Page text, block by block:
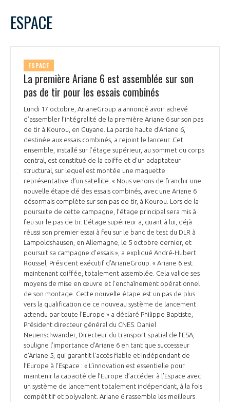
PRÉSENTATION
NOTRE VISION
NOS MISSIONS
NOTRE HISTOIRE
ORGANISATION
LE CONSEIL DU GIFAS
L’ÉQUIPE DU GIFAS
NOS RÉSEAUX À L'INTERNATIONAL
FONCTIONNEMENT
GEADS
COMITÉ AERO PME
STARTAIR
COMMISSIONS ET COMITÉS
ACCOMPAGNEMENT DE NOS ADHÉRENTS
LES PROGRAMMES DU GIFAS
UN ÉCOSYSTÈME INTÉGRÉ ET COHÉRENT
POURQUOI DEVENIR MEMBRE ?
LA MÉDIATION
LA MÉDIATION DANS LA FILIÈRE AÉRONAUTIQUE ET SPATIALE
LE MÉDIATEUR DE LA FILIÈRE AÉRONAUTIQUE ET SPATIALE
MÉDIATION ET CHARTE D’ENGAGEMENT SUR LES RELATIONS ENTRE
CLIENTS ET FOURNISSEURS
LA MÉDIATION AU-DELÀ DE LA FILIÈRE AÉRONAUTIQUE ET SPATIALE
PRENDRE CONTACT AVEC LE MÉDIATEUR DE LA FILIÈRE
LE SALON DU BOURGET
L'OBSERVATOIRE
CHIFFRES CLÉS
LES ENJEUX
COMPÉTITIVITÉ
EMPLOI & FORMATION
LES PUBLICATIONS
DOCUMENTS & BROCHURES
1
2
14
21
24
31
ESPACE
ESPACE
La première Ariane 6 est assemblée sur son
pas de tir pour les essais combinés
Lundi 17 octobre, ArianeGroup a annoncé avoir achevé
d’assembler l’intégralité de la première Ariane 6 sur son pas
de tir à Kourou, en Guyane. La partie haute d’Ariane 6,
destinée aux essais combinés, a rejoint le lanceur. Cet
ensemble, installé sur l’étage supérieur, au sommet du corps
central, est constitué de la coiffe et d’un adaptateur
structural, sur lequel est montée une maquette
représentative d’un satellite. « Nous venons de franchir une
nouvelle étape clé des essais combinés, avec une Ariane 6
désormais complète sur son pas de tir, à Kourou. Lors de la
poursuite de cette campagne, l’étage principal sera mis à
feu sur le pas de tir. L’étage supérieur a, quant à lui, déjà
réussi son premier essai à feu sur le banc de test du DLR à
Lampoldshausen, en Allemagne, le 5 octobre dernier, et
poursuit sa campagne d’essais », a expliqué André-Hubert
Roussel, Président exécutif d’ArianeGroup. « Ariane 6 est
maintenant coiffée, totalement assemblée. Cela valide ses
moyens de mise en œuvre et l’enchaînement opérationnel
de son montage. Cette nouvelle étape est un pas de plus
vers la qualification de ce nouveau système de lancement
attendu par toute l’Europe » a déclaré Philippe Baptiste,
Président directeur général du CNES. Daniel
Neuenschwander, Directeur du transport spatial de l’ESA,
souligne l’importance d’Ariane 6 en tant que successeur
d’Ariane 5, qui garantit l’accès fiable et indépendant de
l’Europe à l’Espace : « L’innovation est essentielle pour
maintenir la capacité de l’Europe d’accéder à l’Espace avec
un système de lancement totalement indépendant, à la fois
compétitif et polyvalent. Ariane 6 rassemble les meilleurs
Rejoignez une filière d’excellence et développez
Découvrez les avantages d'adhérer au GIFAS.
Rencontres, salons, données sectorielles,
programmes ...
DEMANDE D’ADHÉSION